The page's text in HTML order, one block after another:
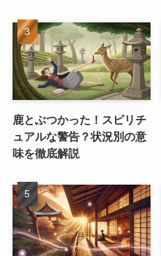
鹿とぶつかった！スピリチ
ュアルな警告？状況別の意
味を徹底解説